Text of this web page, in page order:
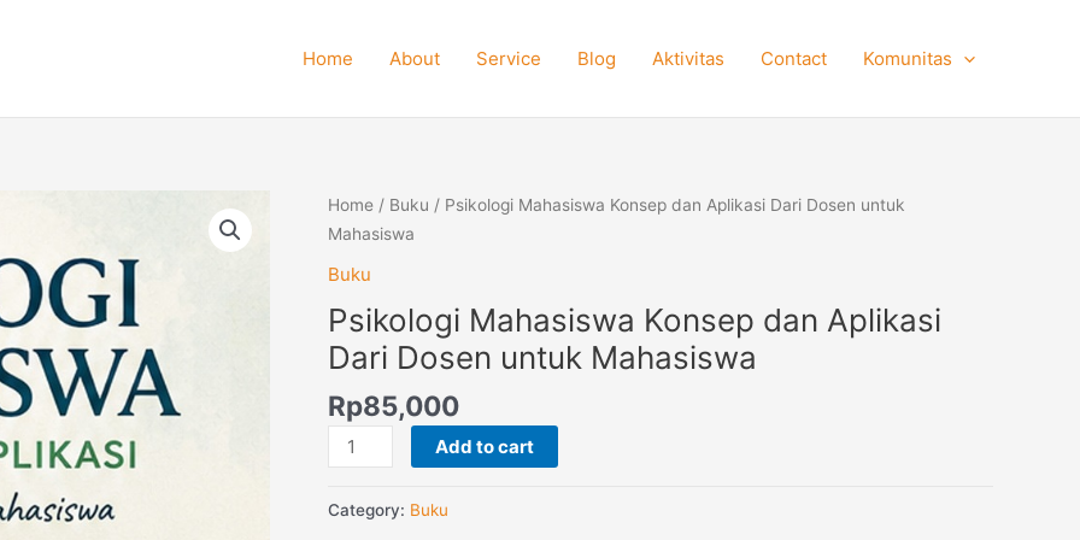
Home About Service Blog Aktivitas Contact Komunitas
Home / Buku / Psikologi Mahasiswa Konsep dan Aplikasi Dari Dosen untuk
Mahasiswa
Buku
Psikologi Mahasiswa Konsep dan Aplikasi
Dari Dosen untuk Mahasiswa
Rp85,000
Psikologi
Mahasiswa
Aplikasi
Dari
Dosen
untuk
Mahasiswa
quantity
Add to cart
Category: Buku